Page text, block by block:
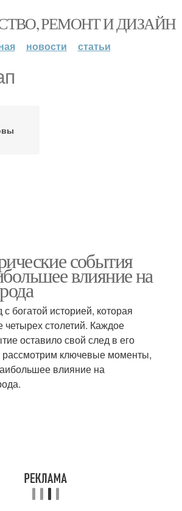
РЕМОНТ И ДИЗАЙН
новости статьи
события
влияние на
богатой историей, которая
четырех столетий. Каждое
оставило свой след в его
рассмотрим ключевые моменты,
влияние на